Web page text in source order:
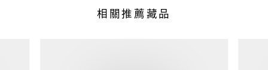
相關推薦藏品